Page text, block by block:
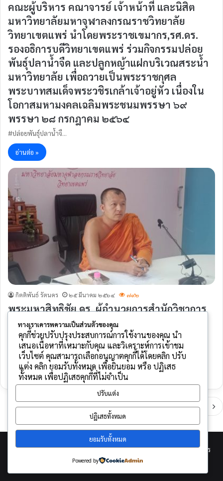
คณะผู้บริหาร คณาจารย์ เจ้าหน้าที่ และนิสิต
มหาวิทยาลัยมหาจุฬาลงกรณราชวิทยาลัย
วิทยาเขตแพร่ นำโดยพระราชเขมากร,รศ.ดร.
รองอธิการบดีวิทยาเขตแพร่ ร่วมกิจกรรมปล่อย
พันธ์ุปลาน้ำจืด และปลูกหญ้าแฝกบริเวณสระน้ำ
มหาวิทยาลัย เพื่อถวายเป็นพระราชกุศล
พระบาทสมเด็จพระวชิรเกล้าเจ้าอยู่หัว เนื่องใน
โอกาสมหามงคลเฉลิมพระชนมพรรษา ๖๙
พรรษา ๒๘ กรกฎาคม ๒๕๖๔
#ปล่อยพันธ์ุปลาน้ำจื…
อ่านต่อ »
กิตติพันธ์ รัตนคร ๒๕ มีนาคม ๒๕๖๔ ๗๙๒
พระมหาสิทธิชัย,ดร. ผู้อำนวยการสำนักวิชาการ
มจร วิทยาเขตแพร่ รวมประชุมเสนอแผนโซน
เหนือ
พระมหาสิทธิชัย,ดร. ผ…
อ่านต่อ »
Next page
© Copyright 2026, All Rights Reserved |
พัฒนาโดย กิตติพันธ์ รัตนคร
(นักวิชาการคอมพิวเตอร์)
ทางเราเคารพความเป็นส่วนตัวของคุณ
คุกกี้ช่วยปรับปรุงประสบการณ์การใช้งานของคุณ นำ
เสนอเนื้อหาที่เหมาะกับคุณ และวิเคราะห์การเข้าชม
เว็บไซต์ คุณสามารถเลือกอนุญาตคุกกี้ได้โดยคลิก ปรับ
แต่ง คลิก ยอมรับทั้งหมด เพื่อยินยอม หรือ ปฏิเสธ
ทั้งหมด เพื่อปฏิเสธคุกกี้ที่ไม่จำเป็น
ปรับแต่ง
ปฏิเสธทั้งหมด
ยอมรับทั้งหมด
Powered by